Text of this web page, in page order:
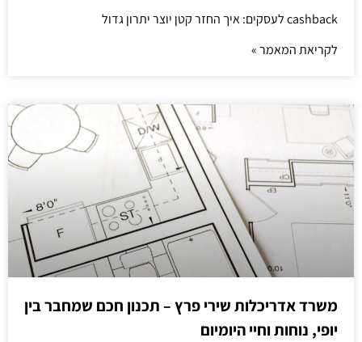
cashback לעסקים: איך החזר קטן יוצר יתרון גדול
לקריאת המאמר »
משרד אדריכלות שירי פרץ – תכנון חכם שמחבר בין
יופי, נוחות וחיי היומיום